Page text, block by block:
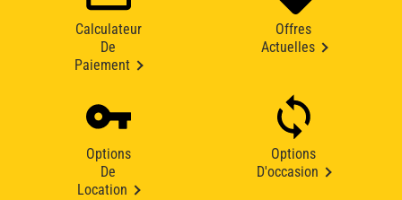
Calculateur
De
Paiement
Offres
Actuelles
Options
De
Location
Options
D'occasion